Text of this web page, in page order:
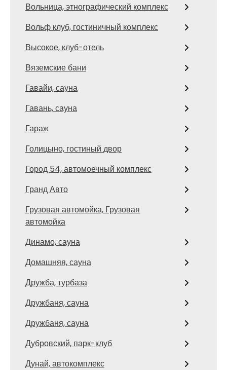
Вольница, этнографический комплекс
Вольф клуб, гостиничный комплекс
Высокое, клуб-отель
Вяземские бани
Гавайи, сауна
Гавань, сауна
Гараж
Голицыно, гостиный двор
Город 54, автомоечный комплекс
Гранд Авто
Грузовая автомойка, Грузовая
автомойка
Динамо, сауна
Домашняя, сауна
Дружба, турбаза
Дружбаня, сауна
Дружбаня, сауна
Дубровский, парк-клуб
Дунай, автокомплекс